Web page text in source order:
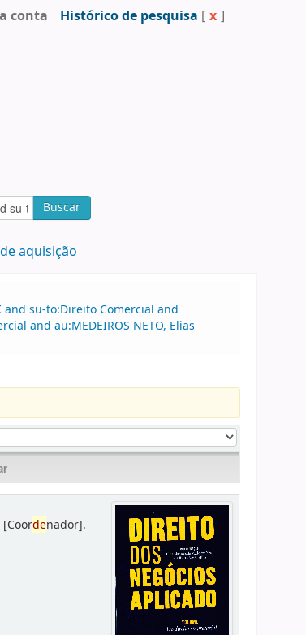
conta Histórico de pesquisa [ x ]
Buscar
aquisição
and su-to:Direito Comercial and
and au:MEDEIROS NETO, Elias
[Coordenador].